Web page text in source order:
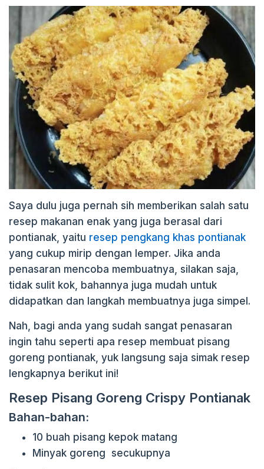
Saya dulu juga pernah sih memberikan salah satu
resep makanan enak yang juga berasal dari
pontianak, yaitu resep pengkang khas pontianak
yang cukup mirip dengan lemper. Jika anda
penasaran mencoba membuatnya, silakan saja,
tidak sulit kok, bahannya juga mudah untuk
didapatkan dan langkah membuatnya juga simpel.
Nah, bagi anda yang sudah sangat penasaran
ingin tahu seperti apa resep membuat pisang
goreng pontianak, yuk langsung saja simak resep
lengkapnya berikut ini!
Resep Pisang Goreng Crispy Pontianak
Bahan-bahan:
10 buah pisang kepok matang
Minyak goreng secukupnya